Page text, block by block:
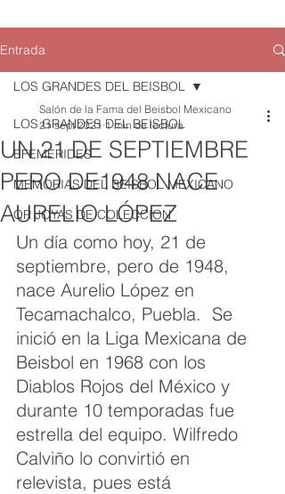
Entrada
LOS GRANDES DEL BEISBOL
EFEMERIDES
MEMORIAS DEL BEISBOL MEXICANO
QR JOYAS DE COLECCION
LOS GRANDES DEL BEISBOL
UN 21 DE SEPTIEMBRE
PERO DE1948 NACE
AURELIO LÓPEZ
Salón de la Fama del Beisbol Mexicano
21 sept 2021 1 min de lectura
Un día como hoy, 21 de
septiembre, pero de 1948,
nace Aurelio López en
Tecamachalco, Puebla.  Se
inició en la Liga Mexicana de
Beisbol en 1968 con los
Diablos Rojos del México y
durante 10 temporadas fue
estrella del equipo. Wilfredo
Calviño lo convirtió en
relevista, pues está